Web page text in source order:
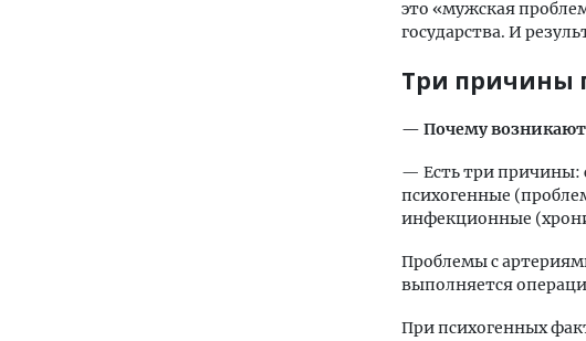
это «мужская
государства. И
Три причины
— Почему
— Есть три причины:
психогенные
инфекционные
Проблемы с
выполняется
При психогенных